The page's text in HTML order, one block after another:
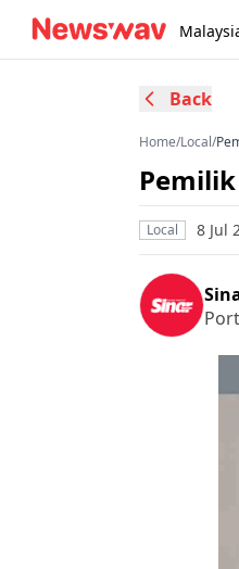
Back
Home/Local/
Local 8 Jul